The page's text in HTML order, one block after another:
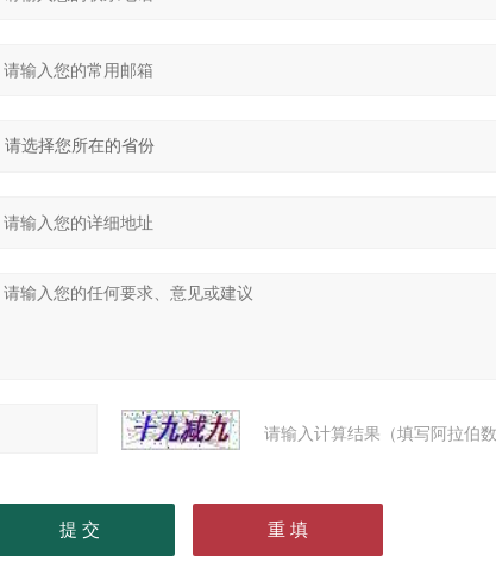
请输入计算结果（填写阿拉伯